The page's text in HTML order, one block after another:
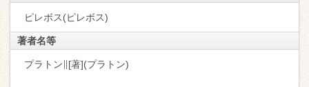
ピレボス(ピレボス)
著者名等
プラトン∥[著](プラトン)